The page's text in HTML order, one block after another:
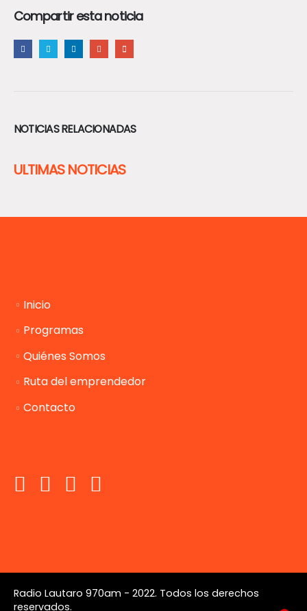
Compartir esta noticia
NOTICIAS RELACIONADAS
ULTIMAS NOTICIAS
Inicio
Programas
Quiénes Somos
Ruta del emprendedor
Contacto
Radio Lautaro 970am - 2022. Todos los derechos
reservados.